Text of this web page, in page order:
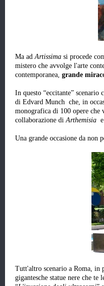
Ma adArtissima si procede
mistero che avvolge l'arte
contemporanea, grande
In questo “eccitante”
di Edvard Munch che, in
monografica di 100 opere che
collaborazione diArthemisia
Una grande occasione da non
Tutt'altro scenario a Roma, in
gigantesche statue nere che